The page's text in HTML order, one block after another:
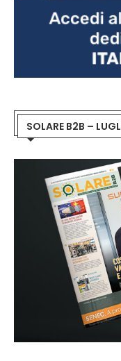
SOLARE B2B –